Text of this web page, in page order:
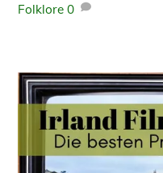
Folklore 0